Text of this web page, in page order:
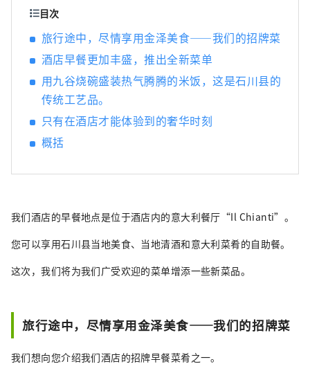
寻求真实性的旅行者享受深度放松的体验。 名
古屋雷索尔酒店是一个精致的空间，您可以在
这里感受到古老文化和智慧的气息。 适合成年
人放松的酒店。 岐阜雷索尔酒店 ～用所有感官
感受清流孕育的文化与历史～ 美丽、翠绿的山
脉。清澈的溪流似乎可以净化你的灵魂。 岐阜
市拥有美丽的自然风光，是一座与水和谐相
其水源来自桃岳的溪流。 春、夏、秋、冬四季
化。 岐阜雷索尔酒店重视人与水的关系。 里索
尔酒店的故事与小镇和人民交织在一起。 请尽
情享受。
目次
旅行途中，尽情享用金泽美食——我们的招牌菜
酒店早餐更加丰盛，推出全新菜单
用九谷烧碗盛装热气腾腾的米饭，这是石川县的
传统工艺品。
只有在酒店才能体验到的奢华时刻
概括
我们酒店的早餐地点是位于酒店内的意大利餐厅“Il Chianti”。
您可以享用石川县当地美食、当地清酒和意大利菜肴的自助餐。
这次，我们将为我们广受欢迎的菜单增添一些新菜品。
旅行途中，尽情享用金泽美食——我们的招牌菜
我们想向您介绍我们酒店的招牌早餐菜肴之一。